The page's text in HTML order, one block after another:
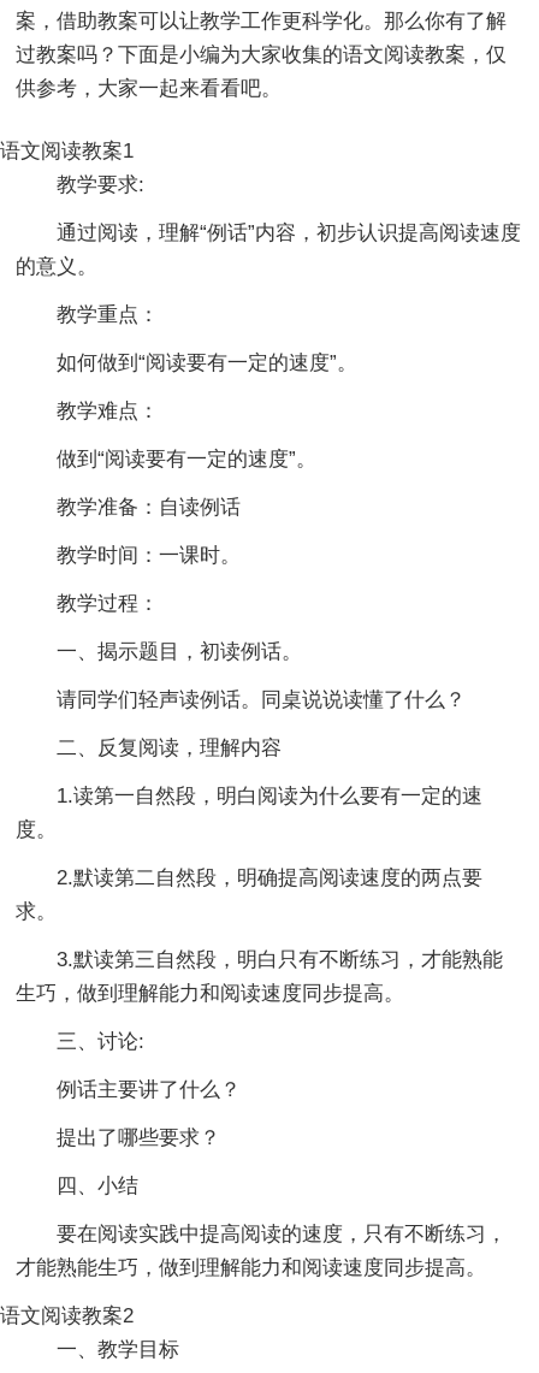
案，借助教案可以让教学工作更科学化。那么你有了解
过教案吗？下面是小编为大家收集的语文阅读教案，仅
供参考，大家一起来看看吧。
语文阅读教案1
教学要求:
通过阅读，理解“例话”内容，初步认识提高阅读速度
的意义。
教学重点：
如何做到“阅读要有一定的速度”。
教学难点：
做到“阅读要有一定的速度”。
教学准备：自读例话
教学时间：一课时。
教学过程：
一、揭示题目，初读例话。
请同学们轻声读例话。同桌说说读懂了什么？
二、反复阅读，理解内容
1.读第一自然段，明白阅读为什么要有一定的速
度。
2.默读第二自然段，明确提高阅读速度的两点要
求。
3.默读第三自然段，明白只有不断练习，才能熟能
生巧，做到理解能力和阅读速度同步提高。
三、讨论:
例话主要讲了什么？
提出了哪些要求？
四、小结
要在阅读实践中提高阅读的速度，只有不断练习，
才能熟能生巧，做到理解能力和阅读速度同步提高。
语文阅读教案2
一、教学目标